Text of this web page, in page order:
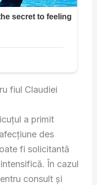
fiul Claudiei
a primit
des
fi solicitantă
În cazul
consult și